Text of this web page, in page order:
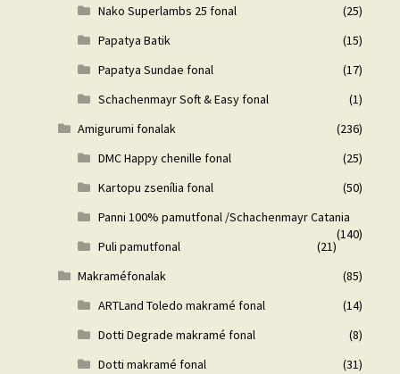
Nako Superlambs 25 fonal
(25)
Papatya Batik
(15)
Papatya Sundae fonal
(17)
Schachenmayr Soft & Easy fonal
(1)
Amigurumi fonalak
(236)
DMC Happy chenille fonal
(25)
Kartopu zsenília fonal
(50)
Panni 100% pamutfonal /Schachenmayr Catania
(140)
Puli pamutfonal
(21)
Makraméfonalak
(85)
ARTLand Toledo makramé fonal
(14)
Dotti Degrade makramé fonal
(8)
Dotti makramé fonal
(31)